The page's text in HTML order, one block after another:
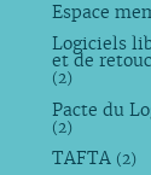
Espace
Logiciels
et de
(2)
Pacte du
(2)
TAFTA (2)